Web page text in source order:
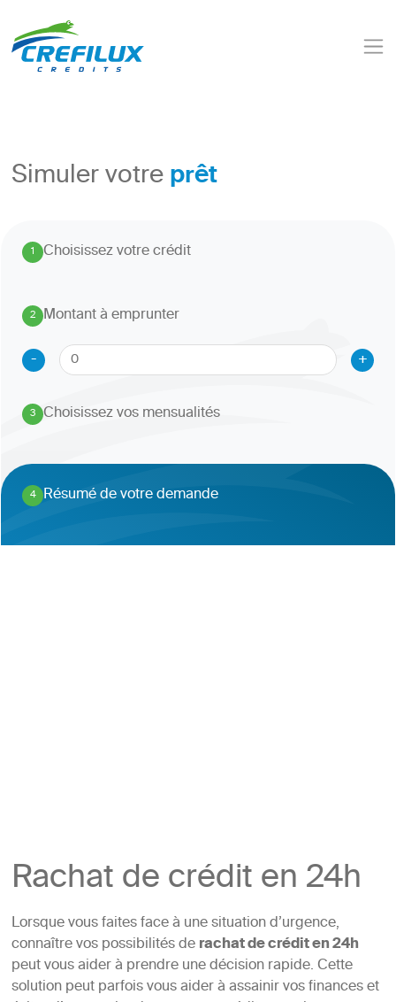
Simuler votreprêt
1. Choisissez votre crédit
2
.
Montant à emprunter
-
+
3
. Choisissez vos mensualités
4
. Résumé de votre demande
Rachat de crédit en 24h
Lorsque vous faites face à une situation d’urgence,
connaître vos possibilités derachat de crédit en 24h
peut vous aider à prendre une décision rapide. Cette
solution peut parfois vous aider à assainir vos finances et